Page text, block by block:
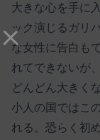
大きな心を手に
ック演じるガリ
な女性に告白も
れてできないが
どんどん大きく
小人の国ではこ
れる。恐らく初